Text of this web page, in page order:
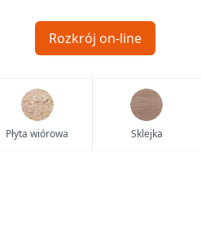
Rozkrój on-line
Płyta wiórowa Sklejka